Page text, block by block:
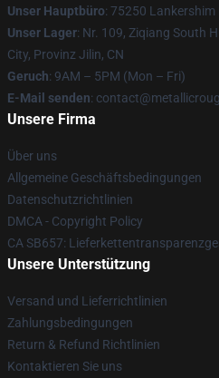
Unser Hauptbüro: 75250 Lankershim
Unser Lager: Nr. 109, Ziqiang South
City, Provinz Jilin, CN
Geruch: 9AM – 5PM (Mon – Fri)
E-Mail senden:
Unsere Firma
Über uns
Allgemeine Geschäftsbedingungen
Datenschutzrichtlinien
DMCA - Copyright Policy
CA SB657:
Unsere Unterstützung
Versand und Lieferrichtlinien
Zahlungsbedingungen
Return & Refund Richtlinien
Kontaktieren Sie uns